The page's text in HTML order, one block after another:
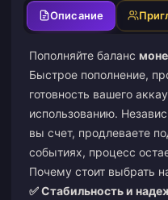
Описание
Пополняйте баланс
Быстрое пополнение,
готовность вашего
использованию.
вы счет, продлеваете
событиях, процесс
Почему стоит выбрать
✅ Стабильность и